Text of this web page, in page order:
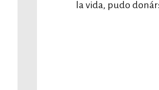
la vida, pudo